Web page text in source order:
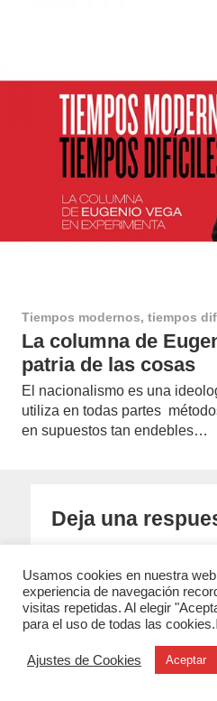
Tiempos modernos, tiempos
La columna de
patria de las cosas
El nacionalismo es una
utiliza en todas partes
en supuestos tan endebles…
Deja una
Tu dirección de correo
campos obligatorios están
COMENTARIO*
Usamos cookies en nuestra
experiencia de navegación
visitas repetidas. Al elegir
para el uso de todas las cookies.
Ajustes de Cookies Aceptar